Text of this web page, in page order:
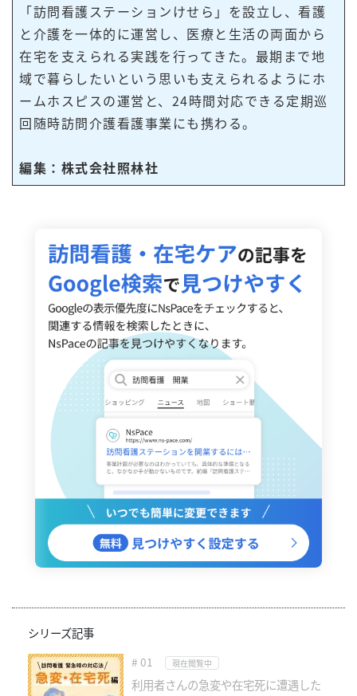
「訪問看護ステーションけせら」を設立し、看護
と介護を一体的に運営し、医療と生活の両面から
在宅を支えられる実践を行ってきた。最期まで地
域で暮らしたいという思いも支えられるようにホ
ームホスピスの運営と、24時間対応できる定期巡
回随時訪問介護看護事業にも携わる。
編集：株式会社照林社
シリーズ記事
# 01 現在閲覧中
利用者さんの急変や在宅死に遭遇した